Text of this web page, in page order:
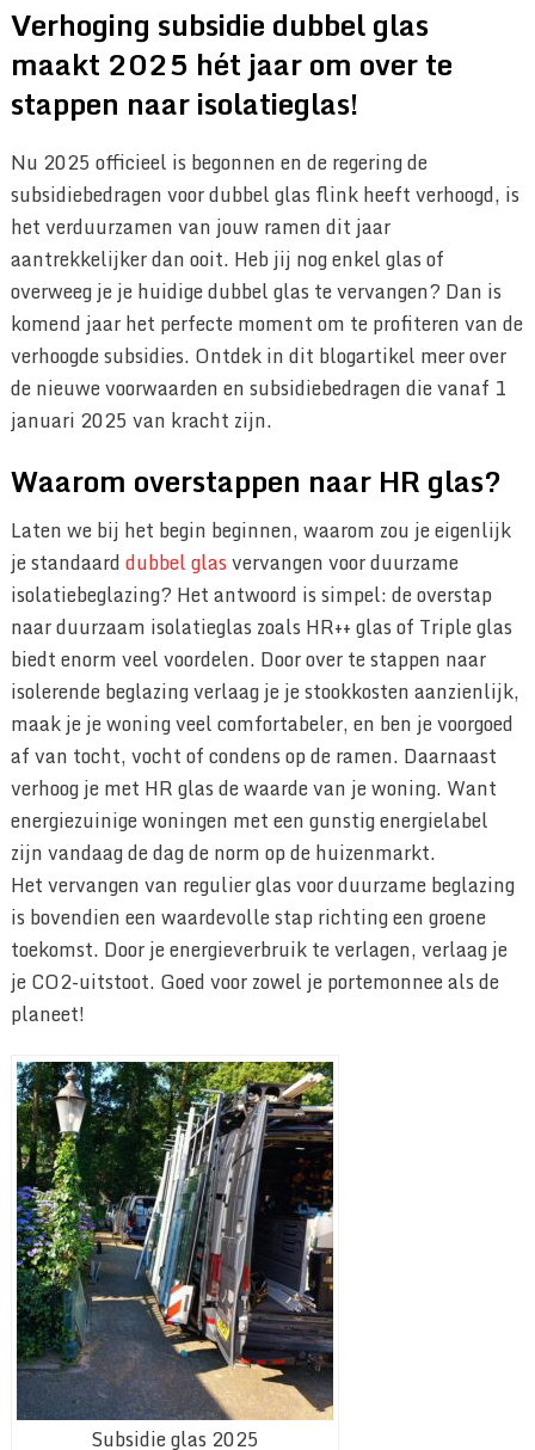
Verhoging subsidie dubbel glas
maakt 2025 hét jaar om over te
stappen naar isolatieglas!
Nu 2025 officieel is begonnen en de regering de
subsidiebedragen voor dubbel glas flink heeft verhoogd, is
het verduurzamen van jouw ramen dit jaar
aantrekkelijker dan ooit. Heb jij nog enkel glas of
overweeg je je huidige dubbel glas te vervangen? Dan is
komend jaar het perfecte moment om te profiteren van de
verhoogde subsidies. Ontdek in dit blogartikel meer over
de nieuwe voorwaarden en subsidiebedragen die vanaf 1
januari 2025 van kracht zijn.
Waarom overstappen naar HR glas?
Laten we bij het begin beginnen, waarom zou je eigenlijk
je standaarddubbel glasvervangen voor duurzame
isolatiebeglazing? Het antwoord is simpel: de overstap
naar duurzaam isolatieglas zoals HR++ glas of Triple glas
biedt enorm veel voordelen. Door over te stappen naar
isolerende beglazing verlaag je je stookkosten aanzienlijk,
maak je je woning veel comfortabeler, en ben je voorgoed
af van tocht, vocht of condens op de ramen. Daarnaast
verhoog je met HR glas de waarde van je woning. Want
energiezuinige woningen met een gunstig energielabel
zijn vandaag de dag de norm op de huizenmarkt.
Het vervangen van regulier glas voor duurzame beglazing
is bovendien een waardevolle stap richting een groene
toekomst. Door je energieverbruik te verlagen, verlaag je
je CO2-uitstoot. Goed voor zowel je portemonnee als de
planeet!
Subsidie glas 2025